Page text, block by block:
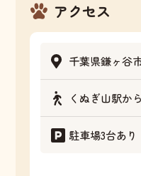
アクセス
千葉県鎌ヶ谷
くぬぎ山駅か
駐車場3台あり